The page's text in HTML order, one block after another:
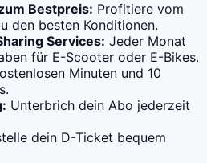
Bestpreis: Profitiere vom
den besten Konditionen.
Services: Jeder Monat
für E-Scooter oder E-Bikes.
Minuten und 10
Unterbrich dein Abo jederzeit
dein D-Ticket bequem